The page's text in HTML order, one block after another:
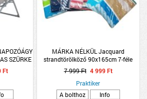
SZÜRKE
Ft
MÁRKA NÉLKÜL Jacquard
strandtörölköző 90x165cm 7-féle
mintával
7 999 Ft 4 999 Ft
Praktiker
A bolthoz
Info